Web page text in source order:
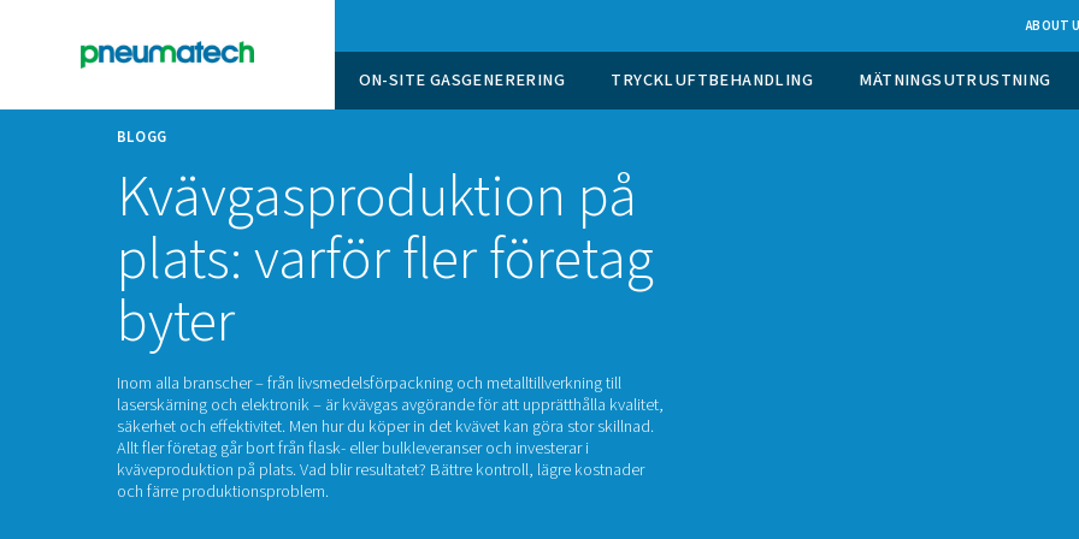
BLOGG
Kvävgasproduktion på
plats: varför fler företag
byter
Inom alla branscher – från livsmedelsförpackning och metalltillverkning till
laserskärning och elektronik – är kvävgas avgörande för att upprätthålla kvalitet,